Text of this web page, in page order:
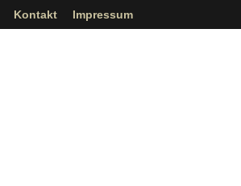
Kontakt Impressum